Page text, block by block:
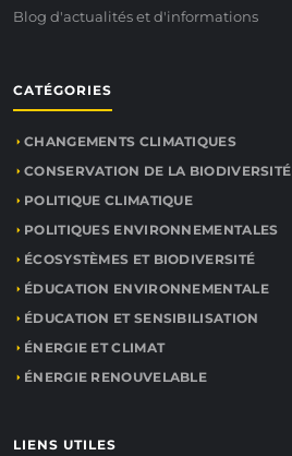
Blog d'actualités et d'informations
CATÉGORIES
CHANGEMENTS CLIMATIQUES
CONSERVATION DE LA BIODIVERSITÉ
POLITIQUE CLIMATIQUE
POLITIQUES ENVIRONNEMENTALES
ÉCOSYSTÈMES ET BIODIVERSITÉ
ÉDUCATION ENVIRONNEMENTALE
ÉDUCATION ET SENSIBILISATION
ÉNERGIE ET CLIMAT
ÉNERGIE RENOUVELABLE
LIENS UTILES